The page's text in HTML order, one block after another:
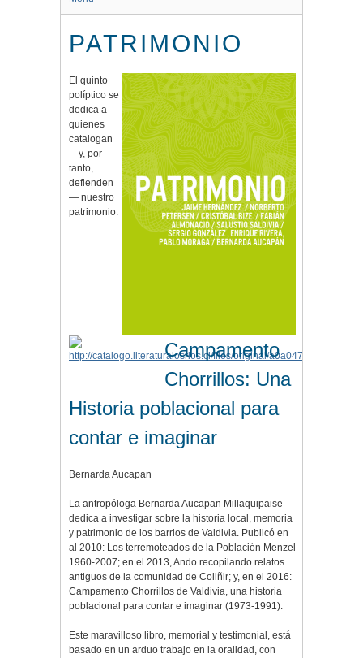
PATRIMONIO
El quinto
políptico se
dedica a
quienes
catalogan
—y, por
tanto,
defienden
— nuestro
patrimonio.
Campamento
Chorrillos: Una
Historia poblacional para
contar e imaginar
Bernarda Aucapan
La antropóloga Bernarda Aucapan Millaquipaise
dedica a investigar sobre la historia local, memoria
y patrimonio de los barrios de Valdivia. Publicó en
al 2010: Los terremoteados de la Población Menzel
1960-2007; en el 2013, Ando recopilando relatos
antiguos de la comunidad de Coliñir; y, en el 2016:
Campamento Chorrillos de Valdivia, una historia
poblacional para contar e imaginar (1973-1991).
Este maravilloso libro, memorial y testimonial, está
basado en un arduo trabajo en la oralidad, con